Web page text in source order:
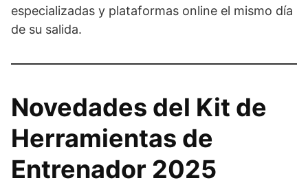
especializadas y plataformas online el mismo día
de su salida.
Novedades del Kit de
Herramientas de
Entrenador 2025